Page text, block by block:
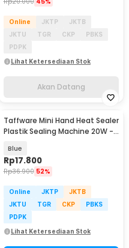
Online JKTP
JKTB
JKTU
TGR CKP
PBKS
PDPK
Lihat Ketersediaan Stok
Akan Datang
Taffware Mini Hand Heat Sealer
Plastik Sealing Machine 20W -
Blue
Rp17.800
Rp36.900 52%
Online JKTP
JKTB
JKTU
TGR CKP
PBKS
PDPK
Lihat Ketersediaan Stok